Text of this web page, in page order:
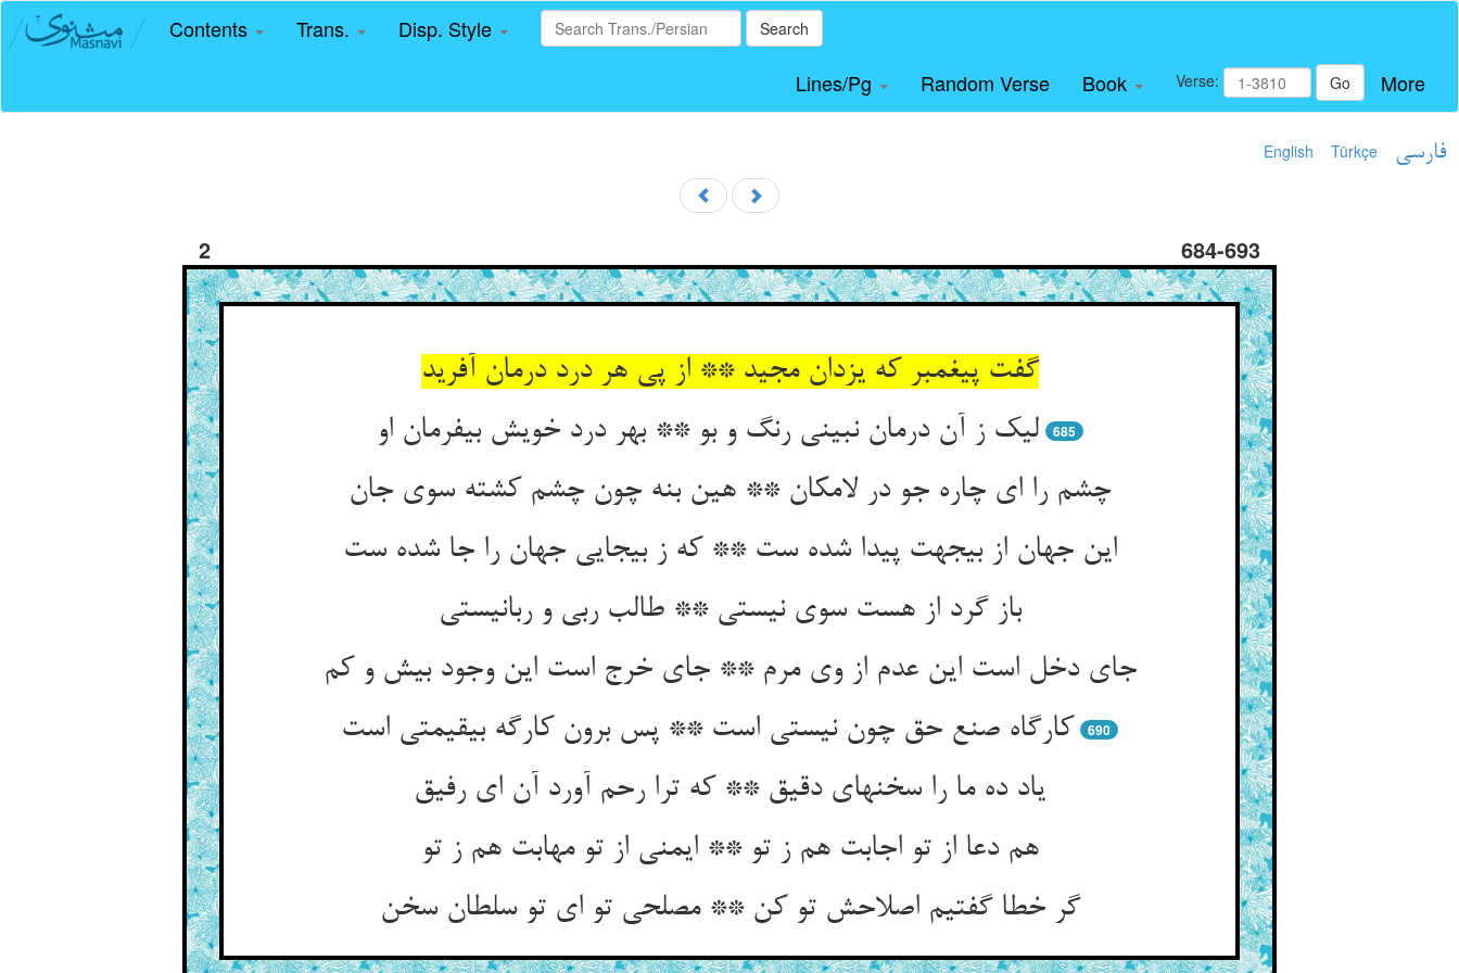
Contents Trans. Disp. Style Search
Lines/Pg Random Verse Book Verse: Go More
English Türkçe فارسی
2 684-693
گفت پیغمبر که یزدان مجید ** از پی هر درد درمان آفرید
لیک ز آن درمان نبینی رنگ و بو ** بهر درد خویش بی‏فرمان او
685
چشم را ای چاره جو در لامکان ** هین بنه چون چشم کشته سوی جان‏
این جهان از بی‏جهت پیدا شده ست ** که ز بی‏جایی جهان را جا شده ست‏
باز گرد از هست سوی نیستی ** طالب ربی و ربانیستی‏
جای دخل است این عدم از وی مرم ** جای خرج است این وجود بیش و کم‏
کارگاه صنع حق چون نیستی است ** پس برون کارگه بی‏قیمتی است‏
690
یاد ده ما را سخنهای دقیق ** که ترا رحم آورد آن ای رفیق‏
هم دعا از تو اجابت هم ز تو ** ایمنی از تو مهابت هم ز تو
گر خطا گفتیم اصلاحش تو کن ** مصلحی تو ای تو سلطان سخن‏